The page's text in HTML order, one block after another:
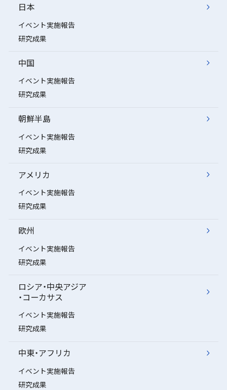
日本
イベント実施報告
研究成果
中国
イベント実施報告
研究成果
朝鮮半島
イベント実施報告
研究成果
アメリカ
イベント実施報告
研究成果
欧州
イベント実施報告
研究成果
ロシア・中央アジア
・コーカサス
イベント実施報告
研究成果
中東・アフリカ
イベント実施報告
研究成果